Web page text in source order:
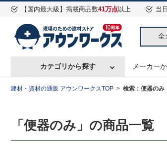
【国内最大級】掲載商品数41万点以上 当
全
カテゴリから探す メーカー
建材・資材の通販 アウンワークスTOP 検索：便器のみ
「便器のみ」の商品一覧